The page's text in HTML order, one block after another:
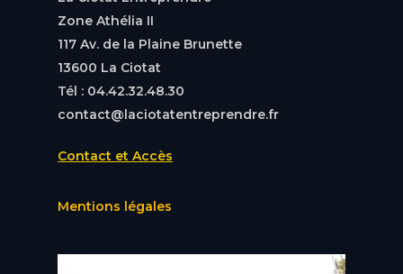
Zone Athélia II
117 Av. de la Plaine Brunette
13600 La Ciotat
Tél : 04.42.32.48.30
contact@laciotatentreprendre.fr
Contact et Accès
Mentions légales